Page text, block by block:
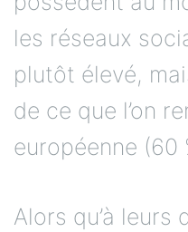
les réseaux
plutôt élevé,
de ce que l’on
européenne (60
Alors qu’à leurs